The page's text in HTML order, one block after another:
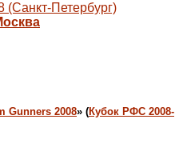
(Санкт-Петербург)
Gunners 2008» (Кубок РФС 2008-